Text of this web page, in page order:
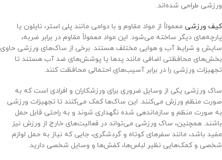
ورزشی طراحی شده‌اند.
کیف ورزشی معمولاً از مواد مقاوم و با دوامی مانند پلی استر، نایلون یا
پارچه‌های دیگر ساخته می‌شود. این مواد معمولاً مقاوم در برابر ضربه،
سایش و شرایط آب و هوایی مختلف هستند. برخی از ساک‌های ورزشی حاوی
بخش‌های محافظتی اضافی مانند پد‌ها یا پوشش‌های ضد آب هستند تا
تجهیزات ورزشی را در برابر آسیب‌های احتمالی محافظت کنند.
ساک ورزشی یکی از وسایل ضروری برای ورزشکاران و افرادی است که به
صورت منظم ورزش می‌کنند. این ساک‌ها کمک می‌کنند تا تجهیزات ورزشی
به صورت منظم و سازماندهی شده نگهداری شوند و به راحتی قابل حمل
باشند. همچنین، ساک ورزشی می‌تواند در فعالیت‌های خارج از ورزش نیز
مفید باشد، مانند سفرهای کوتاه و گردشگری، جایی که نیاز به حمل لوازم
شخصی و کمک‌هایی نظیر لباس‌ها، کفش‌ها و وسایل شخصی دارید.